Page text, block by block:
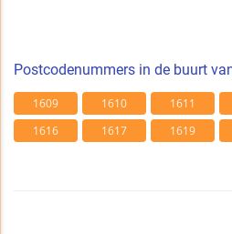
Postcodenummers in de buurt
1609 1610 1611
1616
1617 1619